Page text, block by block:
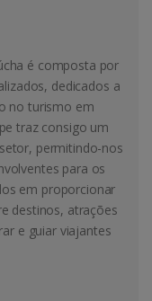
é composta por
dedicados a
no turismo em
traz consigo um
permitindo-nos
para os
em proporcionar
destinos, atrações
e guiar viajantes